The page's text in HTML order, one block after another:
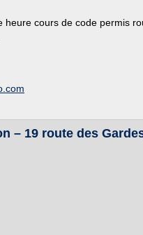
heure cours de code permis
– 19 route des